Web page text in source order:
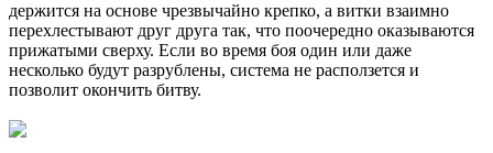
держится на основе чрезвычайно крепко, а витки взаимно
перехлестывают друг друга так, что поочередно оказываются
прижатыми сверху. Если во время боя один или даже
несколько будут разрублены, система не расползется и
позволит окончить битву.